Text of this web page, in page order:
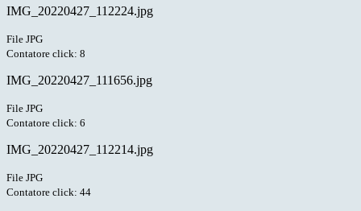
IMG_20220427_112224.jpg
File JPG
Contatore click: 8
IMG_20220427_111656.jpg
File JPG
Contatore click: 6
IMG_20220427_112214.jpg
File JPG
Contatore click: 44